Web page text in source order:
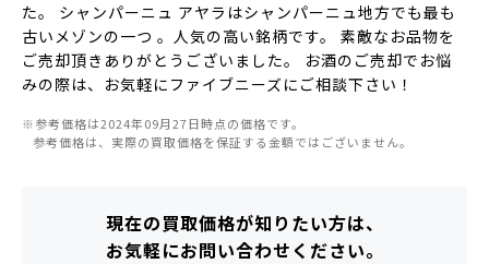
た。 シャンパーニュ アヤラはシャンパーニュ地方でも最も
古いメゾンの一つ 。人気の高い銘柄です。 素敵なお品物を
ご売却頂きありがとうございました。 お酒のご売却でお悩
みの際は、お気軽にファイブニーズにご相談下さい！
※参考価格は2024年09月27日時点の価格です。
参考価格は、実際の買取価格を保証する金額ではございません。
現在の買取価格が知りたい方は、
お気軽にお問い合わせください。